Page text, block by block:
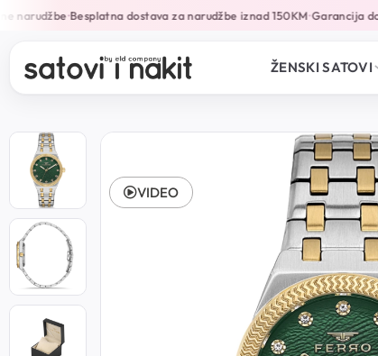
narudžbe•Besplatna dostava za narudžbe iznad 150KM•Garancija do
ŽENSKI SATOVI
VIDEO